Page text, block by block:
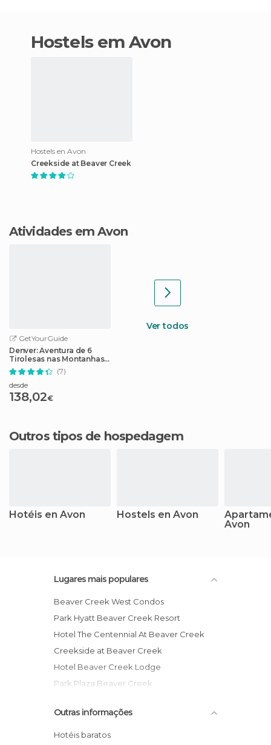
hostels em Avon
Hostels en Avon
Creekside at Beaver Creek
Atividades em Avon
GetYourGuide
Denver: Aventura de 6
Tirolesas nas Montanhas
Rochosas
(7)
desde
138,02€
Ver todos
Outros tipos de hospedagem
Hotéis en Avon Hostels en Avon
Avon
Lugares mais populares
Beaver Creek West Condos
Park Hyatt Beaver Creek Resort
Hotel The Centennial At Beaver Creek
Creekside at Beaver Creek
Hotel Beaver Creek Lodge
Park Plaza Beaver Creek
Outras informações
Hotéis baratos